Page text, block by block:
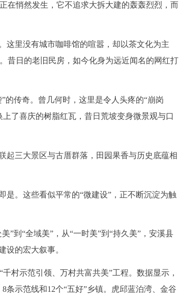
在悄然发生，它不追求大拆大建的轰轰烈烈，而
这里没有城市咖啡馆的喧嚣，却以茶文化为主
昔日的老旧民房，如今化身为远近闻名的网红打
的传奇。曾几何时，这里是令人头疼的“崩岗
了喜庆的树脂红瓦，昔日荒坡变身微景观与口
起三大景区与古厝群落，田园果香与历史底蕴相
是。这些看似平常的“微建设”，正不断沉淀为触
”到“全域美”，从“一时美”到“持久美”，安溪县
设的宏大叙事。
村示范引领、万村共富共美”工程。数据显示，
条示范线和12个“五好”乡镇。虎邱蓝泊湾、金谷